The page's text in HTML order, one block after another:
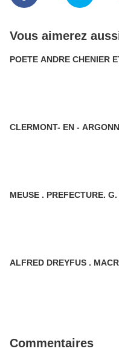
Vous aimerez
Commentaires